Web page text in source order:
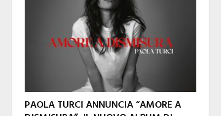
PAOLA TURCI ANNUNCIA “AMORE A